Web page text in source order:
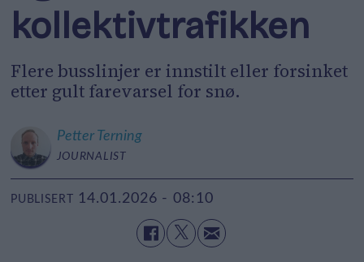
kollektivtrafikken
Flere busslinjer er innstilt eller forsinket
etter gult farevarsel for snø.
Petter Terning
JOURNALIST
PUBLISERT 14.01.2026 - 08:10